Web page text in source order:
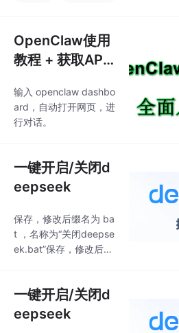
OpenClaw使用
教程 + 获取API
输入 openclaw dashbo
ard，自动打开网页，进
行对话。
一键开启/关闭d
eepseek
保存，修改后缀名为 ba
t ，名称为“关闭deepse
ek.bat”保存，修改后缀
pseek 32b（其他的换
名字即可如）使用时，
双击，即可开启deepse
一键开启/关闭d
eepseek